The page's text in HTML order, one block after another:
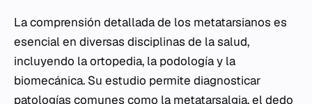
La comprensión detallada de los metatarsianos es
esencial en diversas disciplinas de la salud,
incluyendo la ortopedia, la podología y la
biomecánica. Su estudio permite diagnosticar
patologías comunes como la metatarsalgia, el dedo